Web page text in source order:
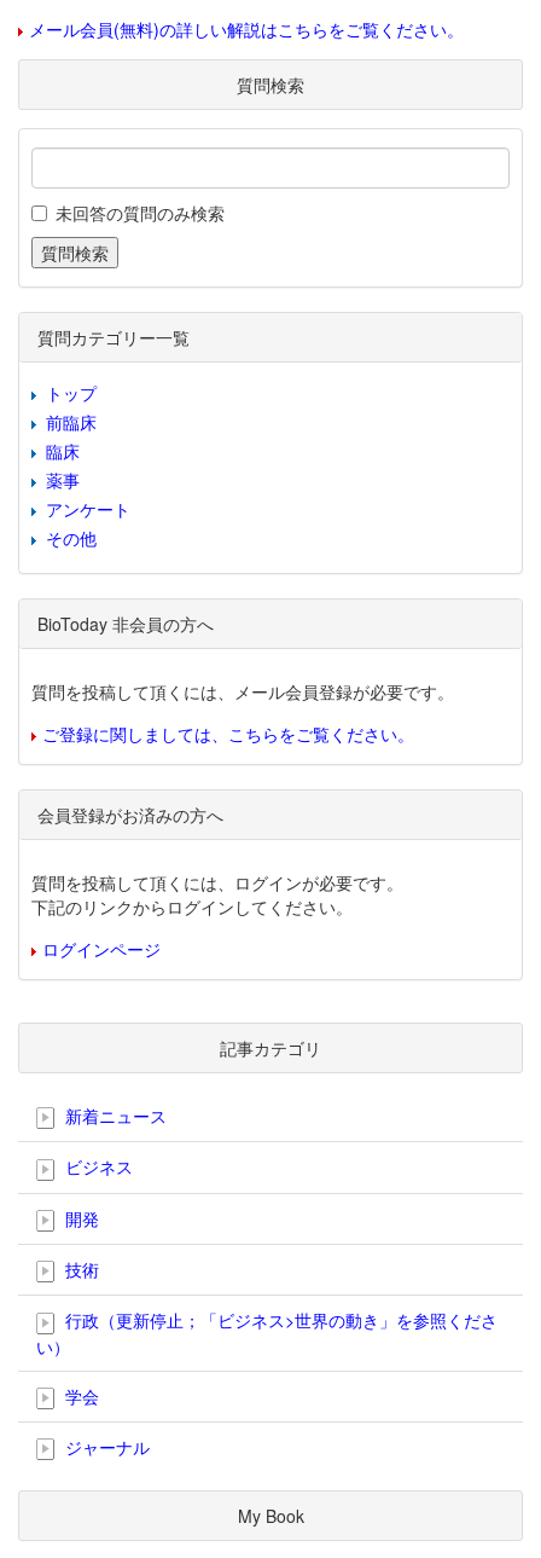
メール会員(無料)の詳しい解説はこちらをご覧ください。
質問検索
未回答の質問のみ検索
質問カテゴリー一覧
トップ
前臨床
臨床
薬事
アンケート
その他
BioToday 非会員の方へ
質問を投稿して頂くには、メール会員登録が必要です。
ご登録に関しましては、こちらをご覧ください。
会員登録がお済みの方へ
質問を投稿して頂くには、ログインが必要です。
下記のリンクからログインしてください。
ログインページ
記事カテゴリ
新着ニュース
ビジネス
開発
技術
行政（更新停止；「ビジネス>世界の動き」を参照くださ
い）
学会
ジャーナル
My Book